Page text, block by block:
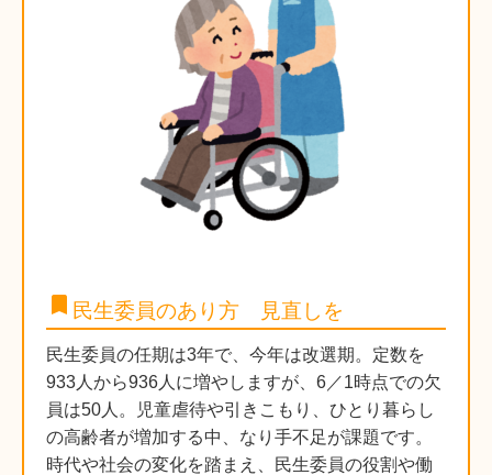
bookmark 民生委員のあり方 見直しを
民生委員の任期は3年で、今年は改選期。定数を
933人から936人に増やしますが、6／1時点での欠
員は50人。児童虐待や引きこもり、ひとり暮らし
の高齢者が増加する中、なり手不足が課題です。
時代や社会の変化を踏まえ、民生委員の役割や働